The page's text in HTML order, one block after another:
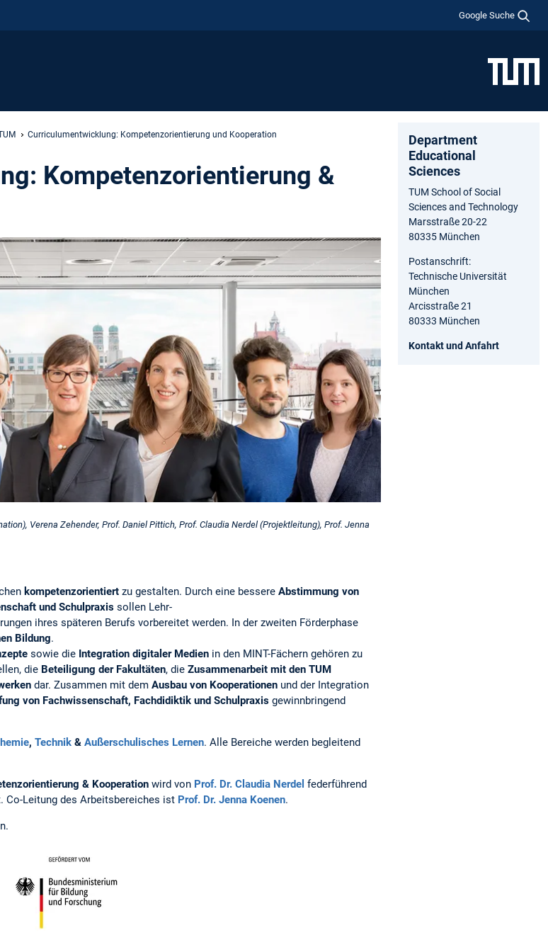
Google Suche
Curriculumentwicklung: Kompetenzorientierung und Kooperation
Kompetenzorientierung &
Verena Zehender, Prof. Daniel Pittich, Prof. Claudia Nerdel (Projektleitung), Prof. Jenna
kompetenzorientiert zu gestalten. Durch eine bessere Abstimmung von
und Schulpraxis sollen Lehr-
ihres späteren Berufs vorbereitet werden. In der zweiten Förderphase
Bildung.
sowie die Integration digitaler Medien in den MINT-Fächern gehören zu
die Beteiligung der Fakultäten, die Zusammenarbeit mit den TUM
dar. Zusammen mit dem Ausbau von Kooperationen und der Integration
von Fachwissenschaft, Fachdidiktik und Schulpraxis gewinnbringend
, Technik & Außerschulisches Lernen. Alle Bereiche werden begleitend
& Kooperation wird von Prof. Dr. Claudia Nerdel federführend
Co-Leitung des Arbeitsbereiches ist Prof. Dr. Jenna Koenen.
Department
Educational
Sciences
TUM School of Social
Sciences and Technology
Marsstraße 20-22
80335 München
Postanschrift:
Technische Universität
München
Arcisstraße 21
80333 München
Kontakt und Anfahrt